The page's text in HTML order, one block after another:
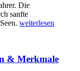
Die
sanfte
weiterlesen
& Merkmale